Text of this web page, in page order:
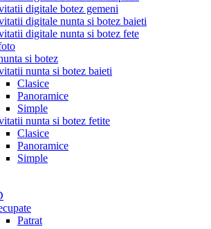
digitale botez gemeni
digitale nunta si botez baieti
digitale nunta si botez fete
si botez
nunta si botez baieti
Clasice
Panoramice
Simple
nunta si botez fetite
Clasice
Panoramice
Simple
Patrat